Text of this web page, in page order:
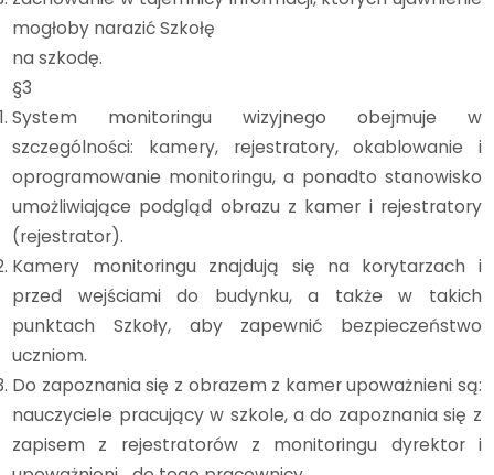
mogłoby narazić Szkołę
na szkodę.
§3
System monitoringu wizyjnego obejmuje w
szczególności: kamery, rejestratory, okablowanie i
oprogramowanie monitoringu, a ponadto stanowisko
umożliwiające podgląd obrazu z kamer i rejestratory
(rejestrator).
Kamery monitoringu znajdują się na korytarzach i
przed wejściami do budynku, a także w takich
punktach Szkoły, aby zapewnić bezpieczeństwo
uczniom.
Do zapoznania się z obrazem z kamer upoważnieni są:
nauczyciele pracujący w szkole, a do zapoznania się z
zapisem z rejestratorów z monitoringu dyrektor i